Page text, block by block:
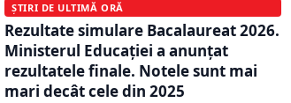
ȘTIRI DE ULTIMĂ ORĂ
Rezultate simulare Bacalaureat 2026.
Ministerul Educației a anunțat
rezultatele finale. Notele sunt mai
mari decât cele din 2025